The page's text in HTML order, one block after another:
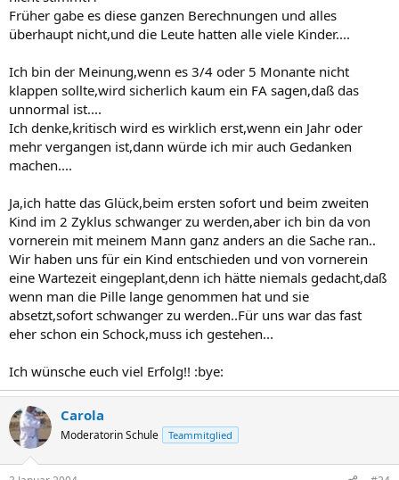
Früher gabe es diese ganzen Berechnungen und alles
überhaupt nicht,und die Leute hatten alle viele Kinder....
Ich bin der Meinung,wenn es 3/4 oder 5 Monante nicht
klappen sollte,wird sicherlich kaum ein FA sagen,daß das
unnormal ist....
Ich denke,kritisch wird es wirklich erst,wenn ein Jahr oder
mehr vergangen ist,dann würde ich mir auch Gedanken
machen....
Ja,ich hatte das Glück,beim ersten sofort und beim zweiten
Kind im 2 Zyklus schwanger zu werden,aber ich bin da von
vornerein mit meinem Mann ganz anders an die Sache ran..
Wir haben uns für ein Kind entschieden und von vornerein
eine Wartezeit eingeplant,denn ich hätte niemals gedacht,daß
wenn man die Pille lange genommen hat und sie
absetzt,sofort schwanger zu werden..Für uns war das fast
eher schon ein Schock,muss ich gestehen...
Ich wünsche euch viel Erfolg!! :bye:
Carola
Moderatorin Schule Teammitglied